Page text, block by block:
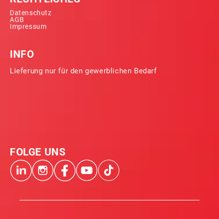
Datenschutz
AGB
Impressum
INFO
Lieferung nur für den gewerblichen Bedarf
FOLGE UNS